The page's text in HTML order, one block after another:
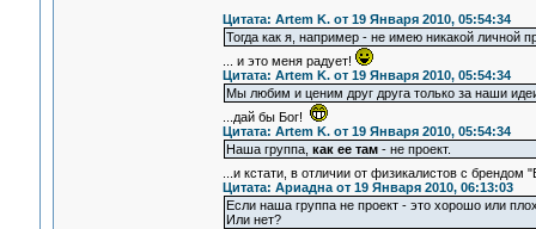
Цитата: Artem K. от 19 Января 2010, 05:54:34
Тогда как я, например - не имею никакой личной
... и это меня радует!
Цитата: Artem K. от 19 Января 2010, 05:54:34
Мы любим и ценим друг друга только за наши
...дай бы Бог!
Цитата: Artem K. от 19 Января 2010, 05:54:34
Наша группа, как ее там - не проект.
...и кстати, в отличии от физикалистов с
Цитата: Ариадна от 19 Января 2010, 06:13:03
Если наша группа не проект - это хорошо или
Или нет?